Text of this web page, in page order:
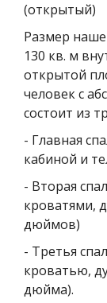
(открытый)
Размер
130 кв. м
открытой
человек с
состоит из
- Главная
кабиной и
- Вторая
кроватями,
дюймов)
- Третья
кроватью,
дюйма).